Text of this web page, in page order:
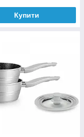
Купити